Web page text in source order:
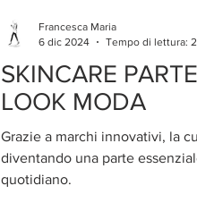
SKINCARE
LOOK MODA
Grazie a marchi innovativi, la
diventando una parte
quotidiano.
Francesca Maria
6 dic 2024
Tempo di lettura: